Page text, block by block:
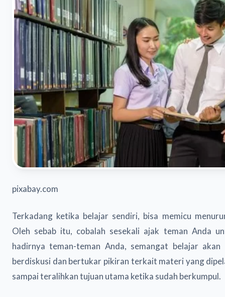
pixabay.com
Terkadang ketika belajar sendiri, bisa memicu
Oleh sebab itu, cobalah sesekali ajak teman Anda
hadirnya teman-teman Anda, semangat belajar
berdiskusi dan bertukar pikiran terkait materi yang
sampai teralihkan tujuan utama ketika sudah berkumpul.